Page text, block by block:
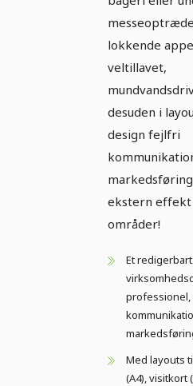
lokkende
veltillavet,
desuden i
design fejlfri
ekstern effekt
områder!
Et redigerbart
Med layouts
(A4), visitkort